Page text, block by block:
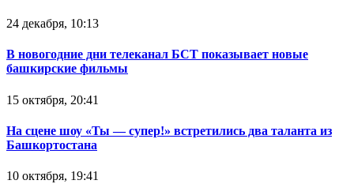
24 декабря, 10:13
В новогодние дни телеканал БСТ показывает новые
башкирские фильмы
15 октября, 20:41
На сцене шоу «Ты — супер!» встретились два таланта из
Башкортостана
10 октября, 19:41